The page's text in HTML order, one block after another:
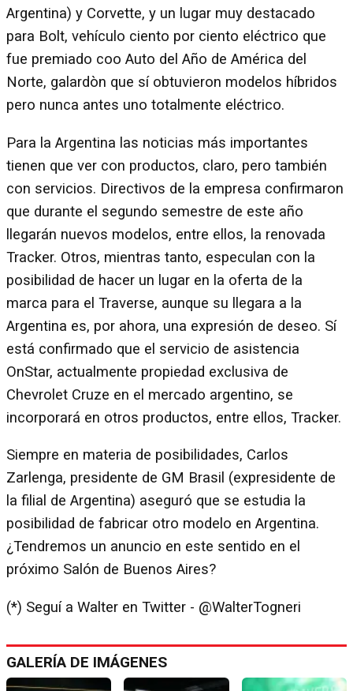
Argentina) y Corvette, y un lugar muy destacado
para Bolt, vehículo ciento por ciento eléctrico que
fue premiado coo Auto del Año de América del
Norte, galardòn que sí obtuvieron modelos híbridos
pero nunca antes uno totalmente eléctrico.
Para la Argentina las noticias más importantes
tienen que ver con productos, claro, pero también
con servicios. Directivos de la empresa confirmaron
que durante el segundo semestre de este año
llegarán nuevos modelos, entre ellos, la renovada
Tracker. Otros, mientras tanto, especulan con la
posibilidad de hacer un lugar en la oferta de la
marca para el Traverse, aunque su llegara a la
Argentina es, por ahora, una expresión de deseo. Sí
está confirmado que el servicio de asistencia
OnStar, actualmente propiedad exclusiva de
Chevrolet Cruze en el mercado argentino, se
incorporará en otros productos, entre ellos, Tracker.
Siempre en materia de posibilidades, Carlos
Zarlenga, presidente de GM Brasil (expresidente de
la filial de Argentina) aseguró que se estudia la
posibilidad de fabricar otro modelo en Argentina.
¿Tendremos un anuncio en este sentido en el
próximo Salón de Buenos Aires?
(*) Seguí a Walter en Twitter - @WalterTogneri
GALERÍA DE IMÁGENES